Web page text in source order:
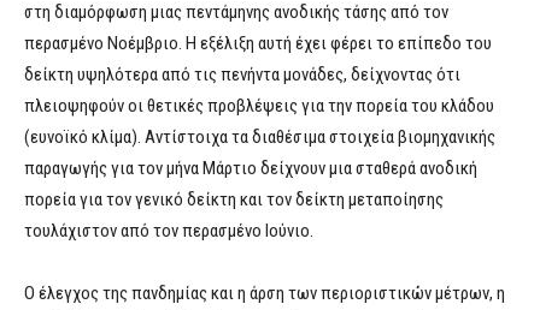
στη διαμόρφωση μιας πεντάμηνης ανοδικής τάσης από τον
περασμένο Νοέμβριο. Η εξέλιξη αυτή έχει φέρει το επίπεδο του
δείκτη υψηλότερα από τις πενήντα μονάδες, δείχνοντας ότι
πλειοψηφούν οι θετικές προβλέψεις για την πορεία του κλάδου
(ευνοϊκό κλίμα). Αντίστοιχα τα διαθέσιμα στοιχεία βιομηχανικής
παραγωγής για τον μήνα Μάρτιο δείχνουν μια σταθερά ανοδική
πορεία για τον γενικό δείκτη και τον δείκτη μεταποίησης
τουλάχιστον από τον περασμένο Ιούνιο.
Ο έλεγχος της πανδημίας και η άρση των περιοριστικών μέτρων, η